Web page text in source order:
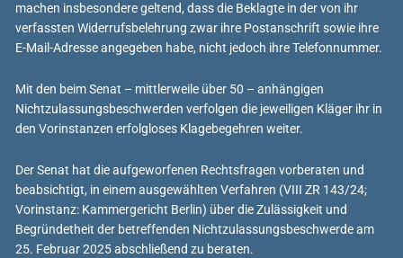
machen insbesondere geltend, dass die Beklagte in der von ihr
verfassten Widerrufsbelehrung zwar ihre Postanschrift sowie ihre
E-Mail-Adresse angegeben habe, nicht jedoch ihre Telefonnummer.
Mit den beim Senat – mittlerweile über 50 – anhängigen
Nichtzulassungsbeschwerden verfolgen die jeweiligen Kläger ihr in
den Vorinstanzen erfolgloses Klagebegehren weiter.
Der Senat hat die aufgeworfenen Rechtsfragen vorberaten und
beabsichtigt, in einem ausgewählten Verfahren (VIII ZR 143/24;
Vorinstanz: Kammergericht Berlin) über die Zulässigkeit und
Begründetheit der betreffenden Nichtzulassungsbeschwerde am
25. Februar 2025 abschließend zu beraten.